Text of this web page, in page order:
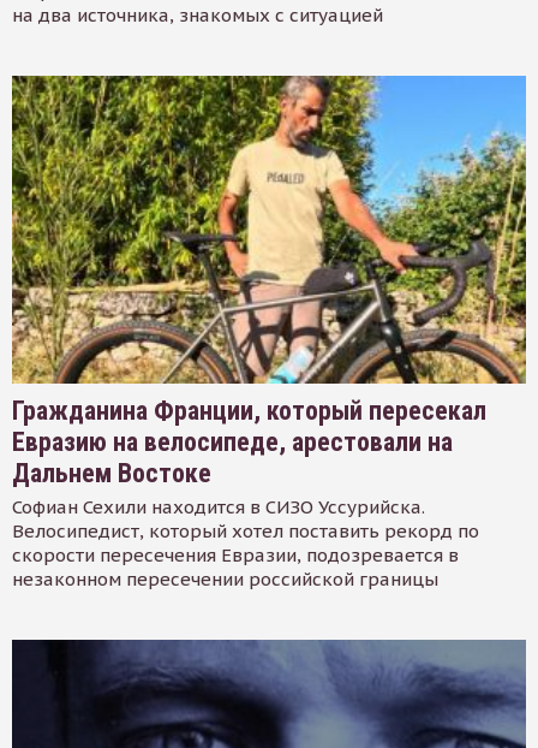
на два источника, знакомых с ситуацией
Гражданина Франции, который пересекал
Евразию на велосипеде, арестовали на
Дальнем Востоке
Софиан Сехили находится в СИЗО Уссурийска.
Велосипедист, который хотел поставить рекорд по
скорости пересечения Евразии, подозревается в
незаконном пересечении российской границы